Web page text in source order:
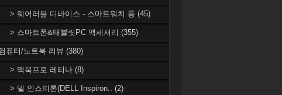
> 웨어러블 디바이스 - 스마트워치 등 (45)
> 스마트폰&태블릿PC 액세서리 (355)
퓨터/노트북 리뷰 (380)
> 맥북프로 레티나 (8)
> 델 인스피론(DELL Inspiron.. (2)